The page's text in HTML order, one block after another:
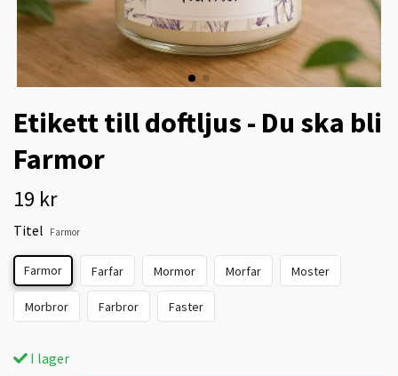
Etikett till doftljus - Du ska bli
Farmor
19 kr
Titel Farmor
Farmor Farfar Mormor Morfar Moster
Morbror Farbror Faster
I lager